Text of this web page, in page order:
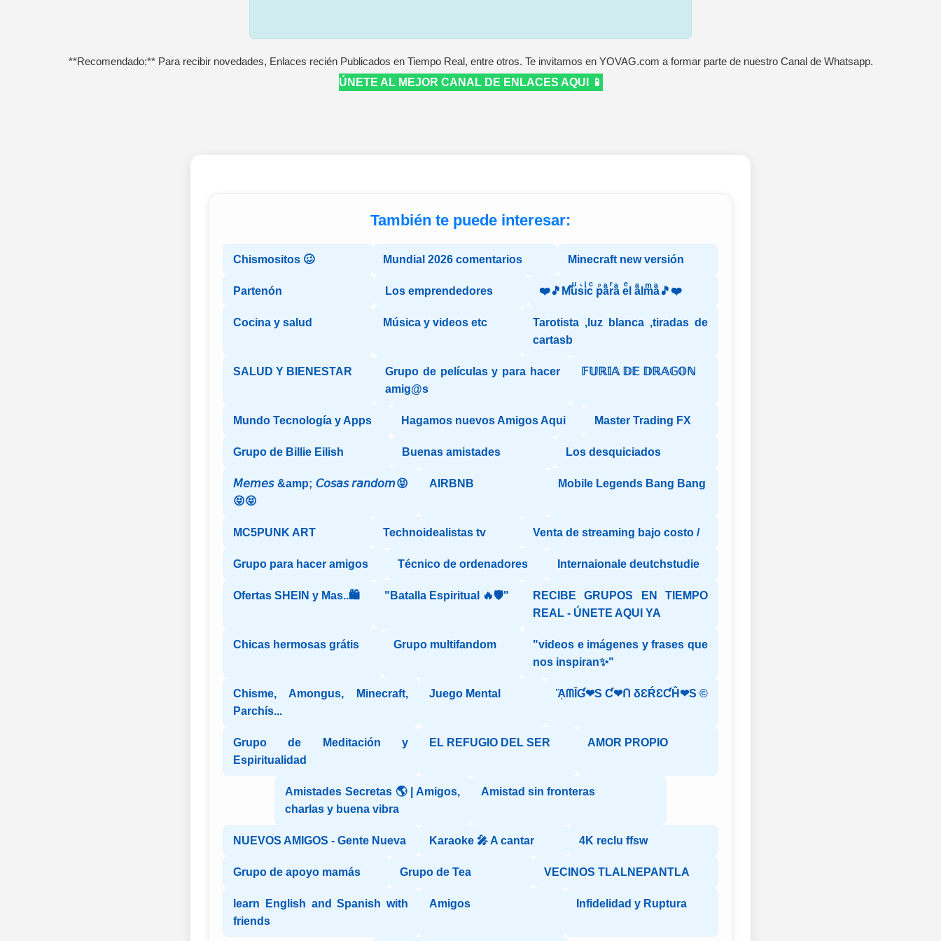
**Recomendado:** Para recibir novedades, Enlaces recién Publicados en Tiempo Real, entre otros. Te invitamos en YOVAG.com a formar parte de nuestro Canal de Whatsapp.
ÚNETE AL MEJOR CANAL DE ENLACES AQUI 📱
También te puede interesar:
Chismositos 🥴 Mundial 2026 comentarios Minecraft new versión
Partenón Los emprendedores ❤️🎵Mⷨuͧs͛iͥcͨ рⷬaͣrͬaͣ eͤl aͣlmͫaͣ🎵❤️
Cocina y salud Música y videos etc
Tarotista ,luz blanca ,tiradas de
cartasb
SALUD Y BIENESTAR
Grupo de películas y para hacer
amig@s
𝔽𝕌ℝ𝕀𝔸 𝔻𝔼 𝔻ℝ𝔸𝔾𝕆ℕ
Mundo Tecnología y Apps Hagamos nuevos Amigos Aqui Master Trading FX
Grupo de Billie Eilish Buenas amistades Los desquiciados
𝘔𝘦𝘮𝘦𝘴 &amp; 𝘊𝘰𝘴𝘢𝘴 𝘳𝘢𝘯𝘥𝘰𝘮😝
😝😝
AIRBNB Mobile Legends Bang Bang
MC5PUNK ART Technoidealistas tv Venta de streaming bajo costo /
Grupo para hacer amigos Técnico de ordenadores Internaionale deutchstudie
Ofertas SHEIN y Mas..🛍️ "Batalla Espiritual 🔥🛡️"
RECIBE GRUPOS EN TIEMPO
REAL - ÚNETE AQUI YA
Chicas hermosas grátis Grupo multifandom
"videos e imágenes y frases que
nos inspiran✨"
Chisme, Amongus, Minecraft,
Parchís...
Juego Mental ᾋᗰĪƓ❤S Ƈ❤ᑎ δƐŔƐƇĤ❤S ©️
Grupo de Meditación y
Espiritualidad
EL REFUGIO DEL SER AMOR PROPIO
Amistades Secretas 🌎 | Amigos,
charlas y buena vibra
Amistad sin fronteras
NUEVOS AMIGOS - Gente Nueva Karaoke 🎤 A cantar 4K reclu ffsw
Grupo de apoyo mamás Grupo de Tea VECINOS TLALNEPANTLA
learn English and Spanish with
friends
Amigos Infidelidad y Ruptura